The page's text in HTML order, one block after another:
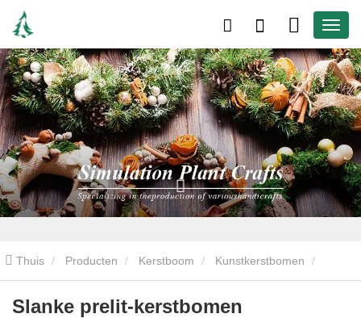
Thuis Producten Kerstboom Kunstkerstbomen
Slanke prelit-kerstbomen
Slanke prelit-kerstbomen